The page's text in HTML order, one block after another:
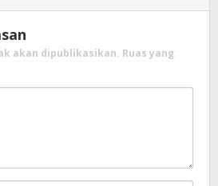
akan dipublikasikan. Ruas yang